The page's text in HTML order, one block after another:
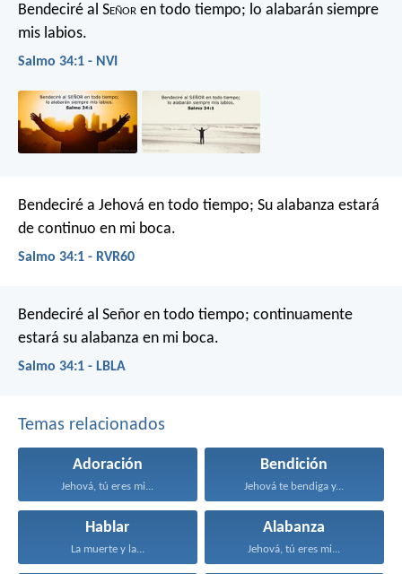
Bendeciré al Señor en todo tiempo; lo alabarán siempre
mis labios.
Salmo 34:1 - NVI
Bendeciré a Jehová en todo tiempo; Su alabanza estará
de continuo en mi boca.
Salmo 34:1 - RVR60
Bendeciré al Señor en todo tiempo; continuamente
estará su alabanza en mi boca.
Salmo 34:1 - LBLA
Temas relacionados
Adoración
Jehová, tú eres mi...
Bendición
Jehová te bendiga y...
Hablar
La muerte y la...
Alabanza
Jehová, tú eres mi...